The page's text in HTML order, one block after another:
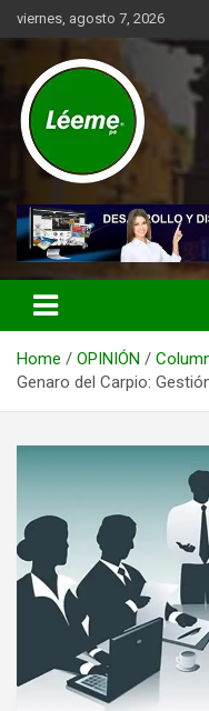
Skip
to
viernes, agosto 7, 2026
Léeme.pe
Noticias de actualidad
negocios a nivel de Lima
de alcance nacional.
Home OPINIÓN
Genaro del Carpio: